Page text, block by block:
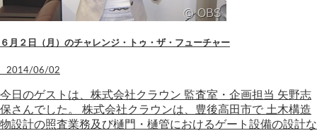
６月２日（月）のチャレンジ・トゥ・ザ・フューチャー
2014/06/02
今日のゲストは、株式会社クラウン 監査室・企画担当 矢野志
保さんでした。 株式会社クラウンは、豊後高田市で 土木構造
物設計の照査業務及び樋門・樋管におけるゲート設備の設計な